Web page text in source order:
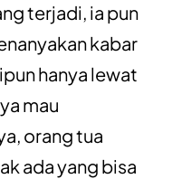
terjadi, ia pun
kabar
hanya lewat
mau
orang tua
ada yang bisa